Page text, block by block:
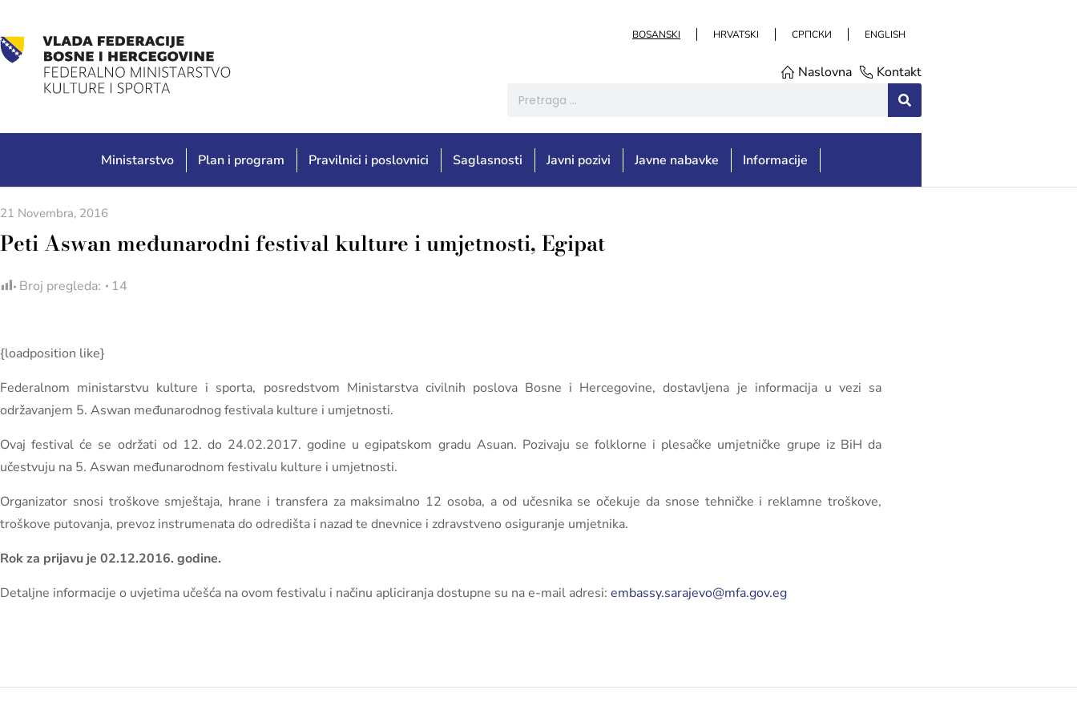
BOSANSKI HRVATSKI СРПСКИ ENGLISH
Naslovna Kontakt
Ministarstvo Plan i program Pravilnici i poslovnici Saglasnosti Javni pozivi Javne nabavke Informacije
21 Novembra, 2016
Peti Aswan međunarodni festival kulture i umjetnosti, Egipat
Broj pregleda: 14
{loadposition like}
Federalnom ministarstvu kulture i sporta, posredstvom Ministarstva civilnih poslova Bosne i Hercegovine, dostavljena je informacija u vezi sa
održavanjem 5. Aswan međunarodnog festivala kulture i umjetnosti.
Ovaj festival će se održati od 12. do 24.02.2017. godine u egipatskom gradu Asuan. Pozivaju se folklorne i plesačke umjetničke grupe iz BiH da
učestvuju na 5. Aswan međunarodnom festivalu kulture i umjetnosti.
Organizator snosi troškove smještaja, hrane i transfera za maksimalno 12 osoba, a od učesnika se očekuje da snose tehničke i reklamne troškove,
troškove putovanja, prevoz instrumenata do odredišta i nazad te dnevnice i zdravstveno osiguranje umjetnika.
Rok za prijavu je 02.12.2016. godine.
Detaljne informacije o uvjetima učešća na ovom festivalu i načinu apliciranja dostupne su na e-mail adresi: embassy.sarajevo@mfa.gov.eg